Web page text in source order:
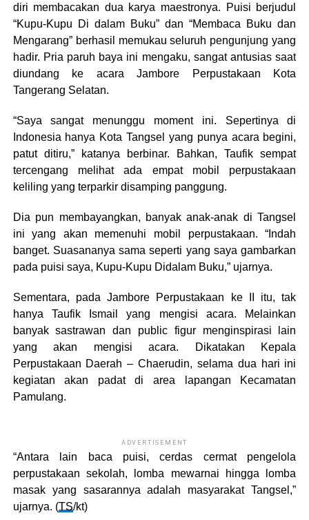
diri membacakan dua karya maestronya. Puisi berjudul
“Kupu-Kupu Di dalam Buku” dan “Membaca Buku dan
Mengarang” berhasil memukau seluruh pengunjung yang
hadir. Pria paruh baya ini mengaku, sangat antusias saat
diundang ke acara Jambore Perpustakaan Kota
Tangerang Selatan.
“Saya sangat menunggu moment ini. Sepertinya di
Indonesia hanya Kota Tangsel yang punya acara begini,
patut ditiru,” katanya berbinar. Bahkan, Taufik sempat
tercengang melihat ada empat mobil perpustakaan
keliling yang terparkir disamping panggung.
Dia pun membayangkan, banyak anak-anak di Tangsel
ini yang akan memenuhi mobil perpustakaan. “Indah
banget. Suasananya sama seperti yang saya gambarkan
pada puisi saya, Kupu-Kupu Didalam Buku,” ujarnya.
Sementara, pada Jambore Perpustakaan ke II itu, tak
hanya Taufik Ismail yang mengisi acara. Melainkan
banyak sastrawan dan public figur menginspirasi lain
yang akan mengisi acara. Dikatakan Kepala
Perpustakaan Daerah – Chaerudin, selama dua hari ini
kegiatan akan padat di area lapangan Kecamatan
Pamulang.
ADVERTISEMENT
“Antara lain baca puisi, cerdas cermat pengelola
perpustakaan sekolah, lomba mewarnai hingga lomba
masak yang sasarannya adalah masyarakat Tangsel,”
ujarnya. (TS/kt)